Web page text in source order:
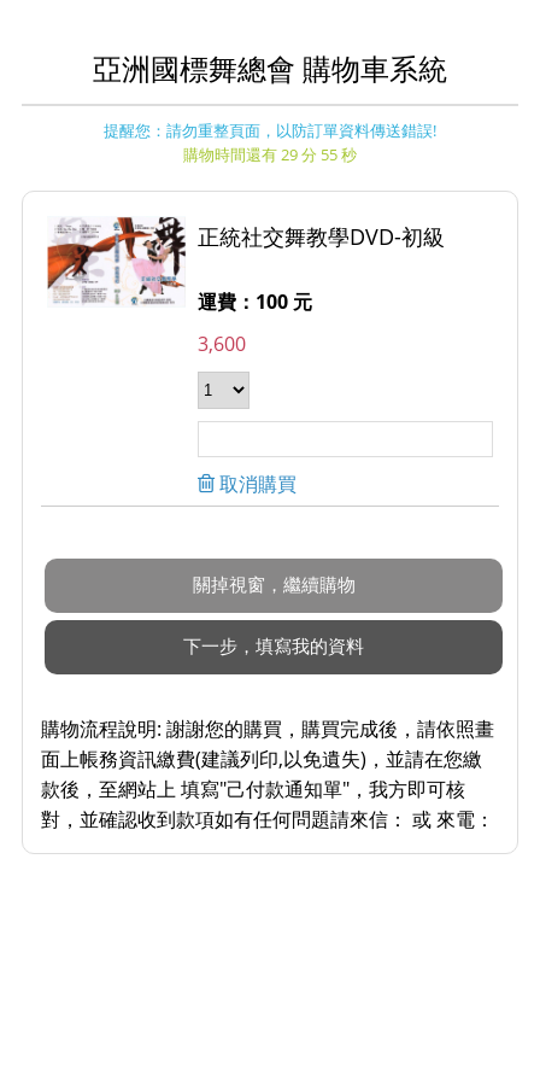
亞洲國標舞總會 購物車系統
提醒您：請勿重整頁面，以防訂單資料傳送錯誤!
購物時間還有 29 分 55 秒
正統社交舞教學DVD-初級
運費：100 元
3,600
取消購買
購物流程說明: 謝謝您的購買，購買完成後，請依照畫
面上帳務資訊繳費(建議列印,以免遺失)，並請在您繳
款後，至網站上 填寫"己付款通知單"，我方即可核
對，並確認收到款項如有任何問題請來信： 或 來電：